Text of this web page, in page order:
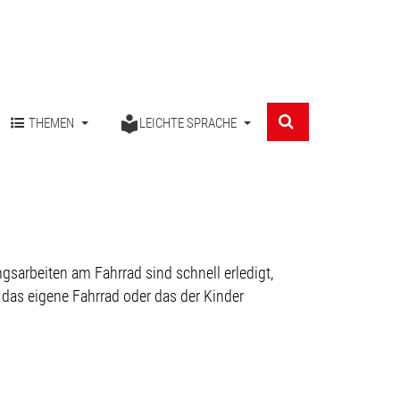
THEMEN LEICHTE SPRACHE
am Fahrrad sind schnell erledigt,
eigene Fahrrad oder das der Kinder